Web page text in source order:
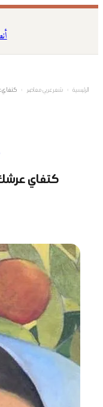
المحتوى
الرئيسية › شعر عربي معاصر › كتفاي
كتفاي